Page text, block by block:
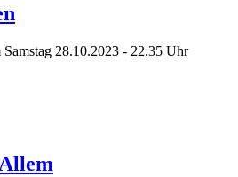
28.10.2023 - 22.35 Uhr